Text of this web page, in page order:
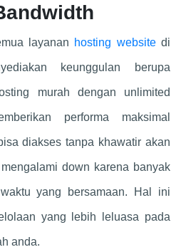
layanan hosting websitedi
keunggulan berupa
murah dengan unlimited
performa maksimal
diakses tanpa khawatir akan
down karena banyak
yang bersamaan. Hal ini
yang lebih leluasa pada
anda.